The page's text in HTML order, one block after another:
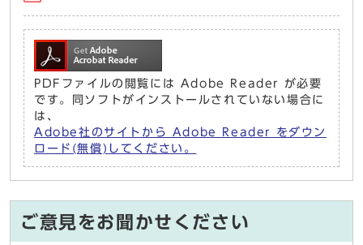
PDFファイルの閲覧には Adobe Reader が必要
です。同ソフトがインストールされていない場合に
は、
Adobe社のサイトから Adobe Reader をダウン
ロード(無償)してください。
ご意見をお聞かせください